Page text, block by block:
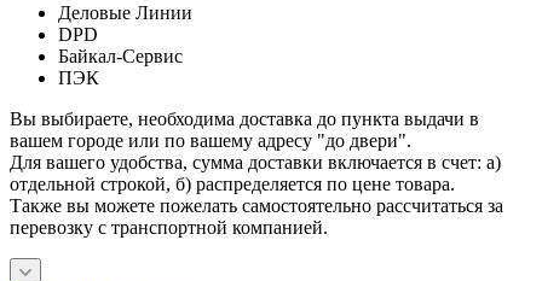
Деловые Линии
DPD
Байкал-Сервис
ПЭК
Вы выбираете, необходима доставка до пункта выдачи в
вашем городе или по вашему адресу "до двери".
Для вашего удобства, сумма доставки включается в счет: а)
отдельной строкой, б) распределяется по цене товара.
Также вы можете пожелать самостоятельно рассчитаться за
перевозку с транспортной компанией.